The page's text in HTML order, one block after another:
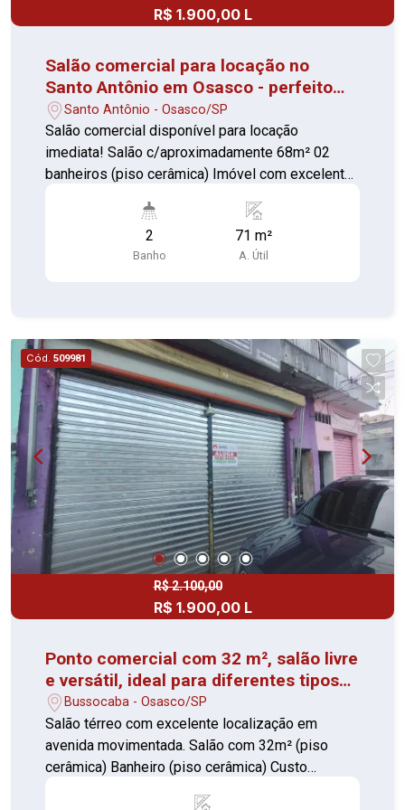
R$ 1.900,00 L
Salão comercial para locação no
Santo Antônio em Osasco - perfeito
para o seu negócio
Santo Antônio - Osasco/SP
Salão comercial disponível para locação
imediata! Salão c/aproximadamente 68m² 02
banheiros (piso cerâmica) Imóvel com excelente
residenciais, o que oferece uma grande
oportunidade de atrair uma ampla base de
clientes, dependendo do ramo comercial que for
2
Banho
71 m²
A. Útil
Cód. 509981
R$ 2.100,00
R$ 1.900,00 L
Ponto comercial com 32 m², salão livre
e versátil, ideal para diferentes tipos
de negócios.
Bussocaba - Osasco/SP
Salão térreo com excelente localização em
avenida movimentada. Salão com 32m² (piso
cerâmica) Banheiro (piso cerâmica) Custo